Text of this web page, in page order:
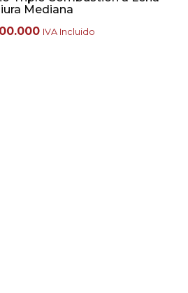
Mediana
IVA Incluido